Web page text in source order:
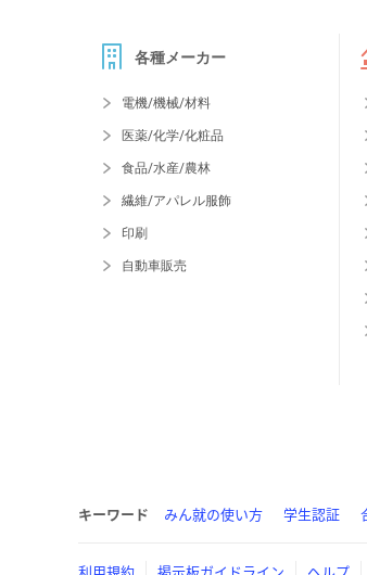
各種メーカー
電機/機械/材料
医薬/化学/化粧品
食品/水産/農林
繊維/アパレル服飾
印刷
自動車販売
キーワード みん就の使い方 学生認証